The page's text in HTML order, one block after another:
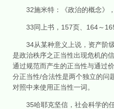
32施米特：《政治的概念》，
33同上书，157页、164～165
34从某种意义上说，资产阶级
是政治秩序之正当性出现危机的
通过规范而产生的正当性与通过
分正当性/合法性是两个独立的问
对照中来使用正当性一词。
35哈耶克坚信，社会科学的任